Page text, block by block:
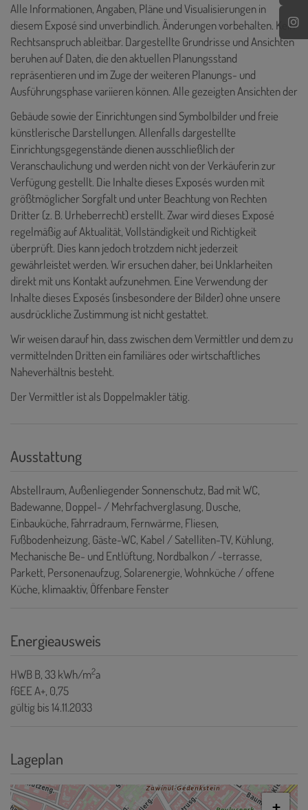
Alle Informationen, Angaben, Pläne und Visualisierungen in
diesem Exposé sind unverbindlich. Änderungen vorbehalten. Kein
Rechtsanspruch ableitbar. Dargestellte Grundrisse und Ansichten
beruhen auf Daten, die den aktuellen Planungsstand
repräsentieren und im Zuge der weiteren Planungs- und
Ausführungsphase variieren können. Alle gezeigten Ansichten der
Gebäude sowie der Einrichtungen sind Symbolbilder und freie
künstlerische Darstellungen. Allenfalls dargestellte
Einrichtungsgegenstände dienen ausschließlich der
Veranschaulichung und werden nicht von der Verkäuferin zur
Verfügung gestellt. Die Inhalte dieses Exposés wurden mit
größtmöglicher Sorgfalt und unter Beachtung von Rechten
Dritter (z. B. Urheberrecht) erstellt. Zwar wird dieses Exposé
regelmäßig auf Aktualität, Vollständigkeit und Richtigkeit
überprüft. Dies kann jedoch trotzdem nicht jederzeit
gewährleistet werden. Wir ersuchen daher, bei Unklarheiten
direkt mit uns Kontakt aufzunehmen. Eine Verwendung der
Inhalte dieses Exposés (insbesondere der Bilder) ohne unsere
ausdrückliche Zustimmung ist nicht gestattet.
Wir weisen darauf hin, dass zwischen dem Vermittler und dem zu
vermittelnden Dritten ein familiäres oder wirtschaftliches
Naheverhältnis besteht.
Der Vermittler ist als Doppelmakler tätig.
Ausstattung
Abstellraum Außenliegender Sonnenschutz Bad mit WC
Badewanne Doppel- / Mehrfachverglasung Dusche
Einbauküche Fahrradraum Fernwärme Fliesen
Fußbodenheizung Gäste-WC Kabel / Satelliten-TV Kühlung
Mechanische Be- und Entlüftung Nordbalkon / -terrasse
Parkett Personenaufzug Solarenergie Wohnküche / offene
Küche klimaaktiv Öffenbare Fenster
Energieausweis
HWBB, 33 kWh/m2a
fGEEA+, 0,75
gültig bis14.11.2033
Lageplan
+